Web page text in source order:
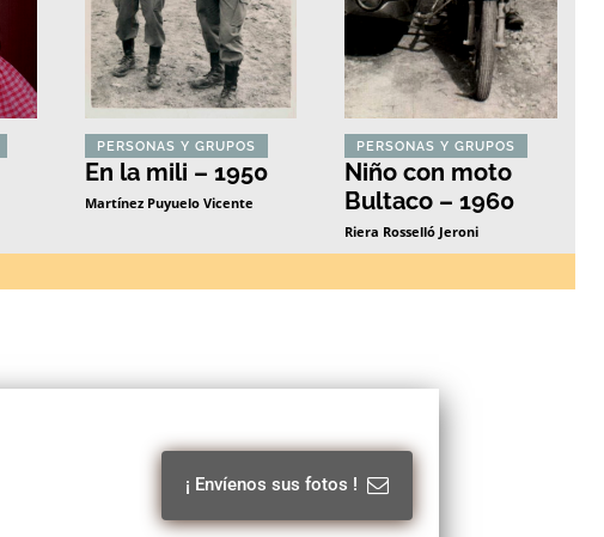
PERSONAS Y GRUPOS
En la mili – 1950
Martínez Puyuelo Vicente
PERSONAS Y GRUPOS
Niño con moto
Bultaco – 1960
Riera Rosselló Jeroni
¡ Envíenos sus fotos !